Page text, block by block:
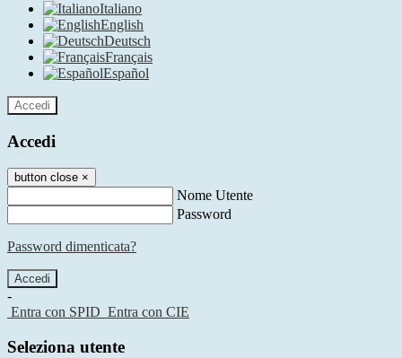
Italiano
English
Deutsch
Français
Español
Accedi
Accedi
button close ×
Nome Utente
Password
Password dimenticata?
-
Entra con SPID Entra con CIE
Seleziona utente